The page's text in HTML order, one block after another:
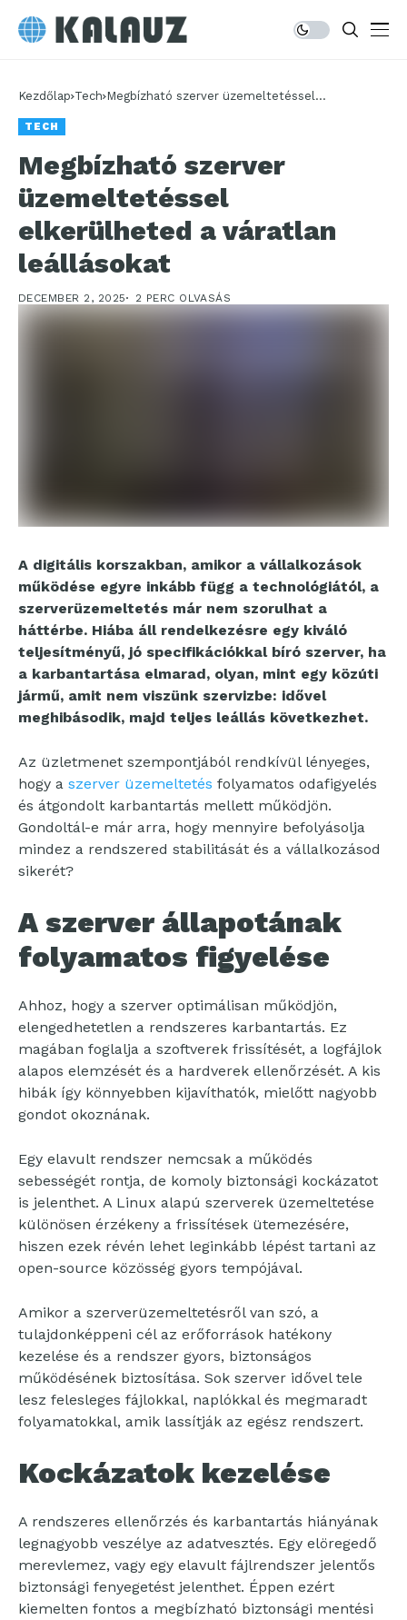
Kezdőlap Tech Megbízható szerver üzemeltetéssel
TECH
Megbízható szerver
üzemeltetéssel
elkerülheted a váratlan
leállásokat
DECEMBER 2, 2025 2 PERC OLVASÁS
A digitális korszakban, amikor a vállalkozások
működése egyre inkább függ a technológiától, a
szerverüzemeltetés már nem szorulhat a
háttérbe. Hiába áll rendelkezésre egy kiváló
teljesítményű, jó specifikációkkal bíró szerver, ha
a karbantartása elmarad, olyan, mint egy közúti
jármű, amit nem viszünk szervizbe: idővel
meghibásodik, majd teljes leállás következhet.
Az üzletmenet szempontjából rendkívül lényeges,
hogy a szerver üzemeltetés folyamatos odafigyelés
és átgondolt karbantartás mellett működjön.
Gondoltál-e már arra, hogy mennyire befolyásolja
mindez a rendszered stabilitását és a vállalkozásod
sikerét?
A szerver állapotának
folyamatos figyelése
Ahhoz, hogy a szerver optimálisan működjön,
elengedhetetlen a rendszeres karbantartás. Ez
magában foglalja a szoftverek frissítését, a logfájlok
alapos elemzését és a hardverek ellenőrzését. A kis
hibák így könnyebben kijavíthatók, mielőtt nagyobb
gondot okoznának.
Egy elavult rendszer nemcsak a működés
sebességét rontja, de komoly biztonsági kockázatot
is jelenthet. A Linux alapú szerverek üzemeltetése
különösen érzékeny a frissítések ütemezésére,
hiszen ezek révén lehet leginkább lépést tartani az
open-source közösség gyors tempójával.
Amikor a szerverüzemeltetésről van szó, a
tulajdonképpeni cél az erőforrások hatékony
kezelése és a rendszer gyors, biztonságos
működésének biztosítása. Sok szerver idővel tele
lesz felesleges fájlokkal, naplókkal és megmaradt
folyamatokkal, amik lassítják az egész rendszert.
Kockázatok kezelése
A rendszeres ellenőrzés és karbantartás hiányának
legnagyobb veszélye az adatvesztés. Egy elöregedő
merevlemez, vagy egy elavult fájlrendszer jelentős
biztonsági fenyegetést jelenthet. Éppen ezért
kiemelten fontos a megbízható biztonsági mentési